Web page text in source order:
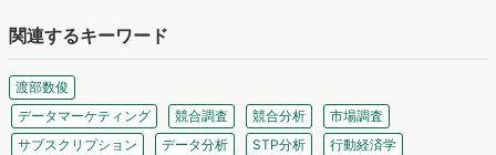
関連するキーワード
渡部数俊
データマーケティング
競合調査 競合分析
市場調査
サブスクリプション
データ分析 STP分析
行動経済学